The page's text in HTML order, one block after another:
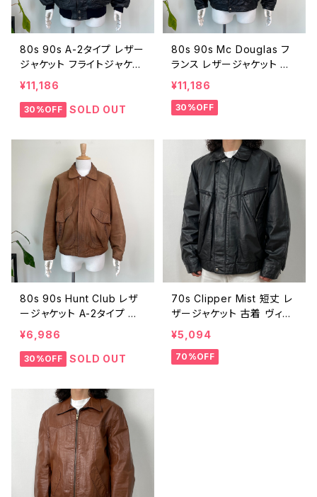
80s 90s A-2タイプ レザー
ジャケット フライトジャケッ
ト ヴィンテージ 古着 ブルゾ
ン 黒 ブラック 80年代 90
年代 ビンテージ M 26010
¥11,186
30%OFF SOLD OUT
80s 90s Mc Douglas フ
ランス レザージャケット ヴ
ィンテージ 古着 黒 ブラック
ユーロ 80年代 90年代 ビ
ンテージ 革ジャン 260105
¥11,186
30%OFF
80s 90s Hunt Club レザ
ージャケット A-2タイプ ヴ
ィンテージ 古着 茶 ブラウ
ン フライトジャケット 革ジャ
ン ブルゾン 裏キルティング
テージ M 25120907
¥6,986
30%OFF SOLD OUT
70s Clipper Mist 短丈 レ
ザージャケット 古着 ヴィン
テージ 深水光太 ブルゾン
A-2 黒 ブラック 70年代 ビ
ンテージ ジップアップ 革ジ
¥5,094
70%OFF